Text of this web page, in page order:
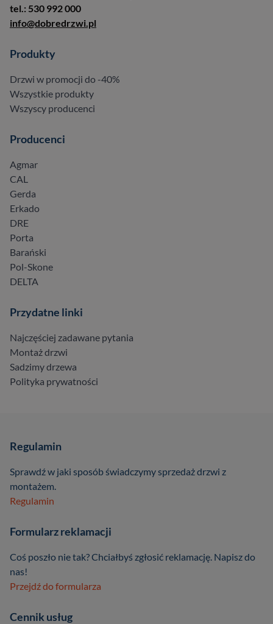
tel.: 530 992 000
info@dobredrzwi.pl
Produkty
Drzwi w promocji do -40%
Wszystkie produkty
Wszyscy producenci
Producenci
Agmar
CAL
Gerda
Erkado
DRE
Porta
Barański
Pol-Skone
DELTA
Przydatne linki
Najczęściej zadawane pytania
Montaż drzwi
Sadzimy drzewa
Polityka prywatności
Regulamin
Sprawdź w jaki sposób świadczymy sprzedaż drzwi z
montażem.
Regulamin
Formularz reklamacji
Coś poszło nie tak? Chciałbyś zgłosić reklamację. Napisz do
nas!
Przejdź do formularza
Cennik usług